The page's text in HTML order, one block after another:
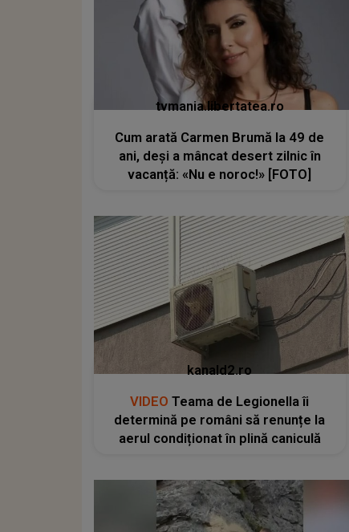
tvmania.libertatea.ro
Cum arată Carmen Brumă la 49 de
ani, deși a mâncat desert zilnic în
vacanță: «Nu e noroc!» [FOTO]
kanald2.ro
VIDEO Teama de Legionella îi
determină pe români să renunțe la
aerul condiționat în plină caniculă